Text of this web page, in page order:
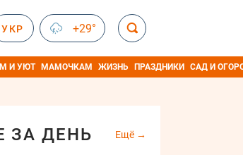
УКР +29°
И УЮТ МАМОЧКАМ ЖИЗНЬ ПРАЗДНИКИ САД И
ЗА ДЕНЬ Ещё